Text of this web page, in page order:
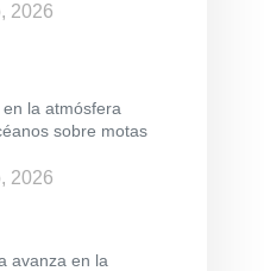
2026
en la atmósfera
sobre motas
2026
avanza en la